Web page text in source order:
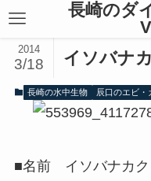
長崎のダ
イソバナ
2014
3/18
長崎の水中生物 辰口のエビ・
■名前 イソバナカク